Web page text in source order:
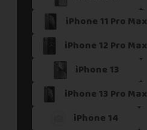
iPhone 11 Pro Max
iPhone 12 Pro Max
iPhone 13
iPhone 13 Pro Max
iPhone 14